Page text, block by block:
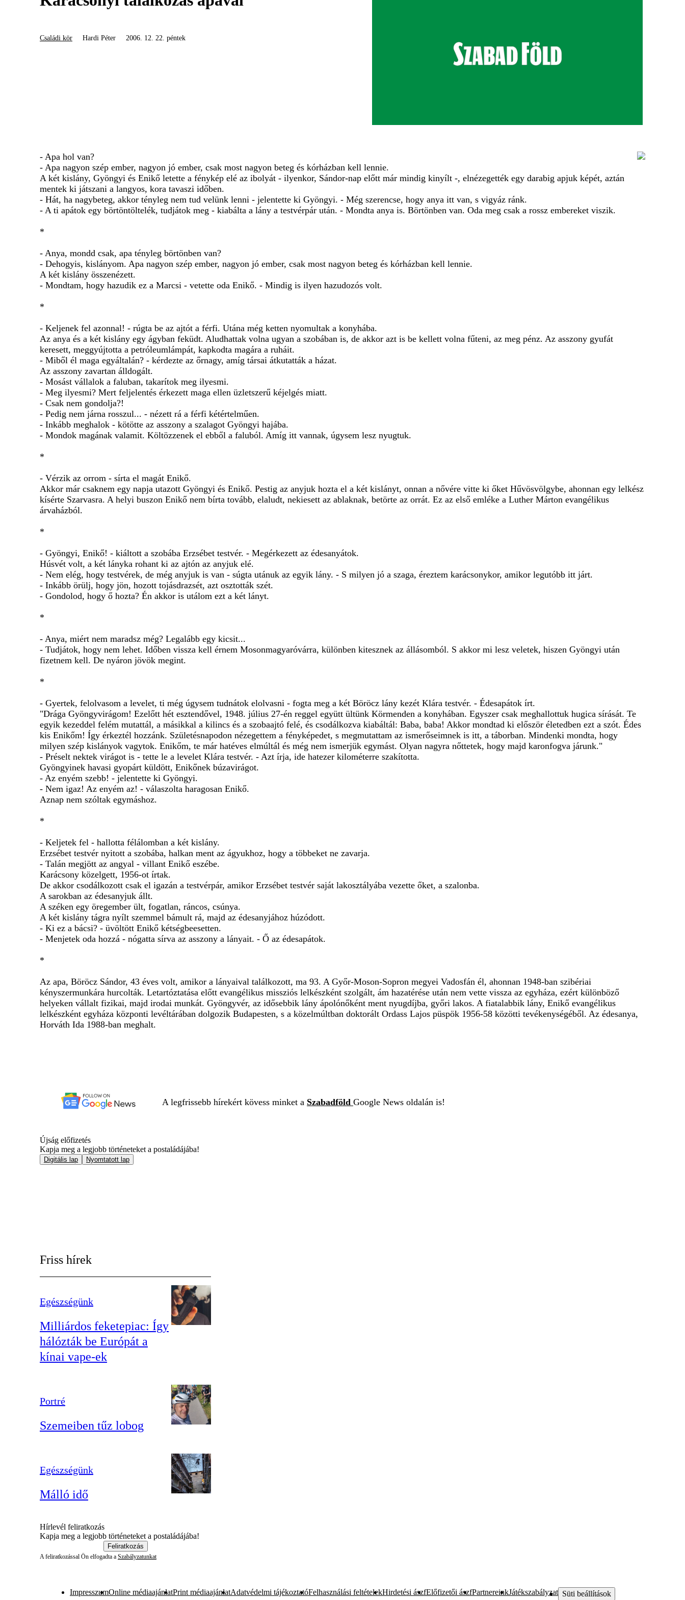
Családi kör Hardi Péter 2006. 12. 22. péntek
- Apa hol van?
- Apa nagyon szép ember, nagyon jó ember, csak most nagyon beteg és kórházban kell lennie.
A két kislány, Gyöngyi és Enikő letette a fénykép elé az ibolyát - ilyenkor, Sándor-nap előtt már mindig kinyílt -, elnézegették egy darabig apjuk képét, aztán
mentek ki játszani a langyos, kora tavaszi időben.
- Hát, ha nagybeteg, akkor tényleg nem tud velünk lenni - jelentette ki Gyöngyi. - Még szerencse, hogy anya itt van, s vigyáz ránk.
- A ti apátok egy börtöntöltelék, tudjátok meg - kiabálta a lány a testvérpár után. - Mondta anya is. Börtönben van. Oda meg csak a rossz embereket viszik.
*
- Anya, mondd csak, apa tényleg börtönben van?
- Dehogyis, kislányom. Apa nagyon szép ember, nagyon jó ember, csak most nagyon beteg és kórházban kell lennie.
A két kislány összenézett.
- Mondtam, hogy hazudik ez a Marcsi - vetette oda Enikő. - Mindig is ilyen hazudozós volt.
*
- Keljenek fel azonnal! - rúgta be az ajtót a férfi. Utána még ketten nyomultak a konyhába.
Az anya és a két kislány egy ágyban feküdt. Aludhattak volna ugyan a szobában is, de akkor azt is be kellett volna fűteni, az meg pénz. Az asszony gyufát
keresett, meggyújtotta a petróleumlámpát, kapkodta magára a ruháit.
- Miből él maga egyáltalán? - kérdezte az őrnagy, amíg társai átkutatták a házat.
Az asszony zavartan álldogált.
- Mosást vállalok a faluban, takarítok meg ilyesmi.
- Meg ilyesmi? Mert feljelentés érkezett maga ellen üzletszerű kéjelgés miatt.
- Csak nem gondolja?!
- Pedig nem járna rosszul... - nézett rá a férfi kétértelműen.
- Inkább meghalok - kötötte az asszony a szalagot Gyöngyi hajába.
- Mondok magának valamit. Költözzenek el ebből a faluból. Amíg itt vannak, úgysem lesz nyugtuk.
*
- Vérzik az orrom - sírta el magát Enikő.
Akkor már csaknem egy napja utazott Gyöngyi és Enikő. Pestig az anyjuk hozta el a két kislányt, onnan a nővére vitte ki őket Hűvösvölgybe, ahonnan egy lelkész
kísérte Szarvasra. A helyi buszon Enikő nem bírta tovább, elaludt, nekiesett az ablaknak, betörte az orrát. Ez az első emléke a Luther Márton evangélikus
árvaházból.
*
- Gyöngyi, Enikő! - kiáltott a szobába Erzsébet testvér. - Megérkezett az édesanyátok.
Húsvét volt, a két lányka rohant ki az ajtón az anyjuk elé.
- Nem elég, hogy testvérek, de még anyjuk is van - súgta utánuk az egyik lány. - S milyen jó a szaga, éreztem karácsonykor, amikor legutóbb itt járt.
- Inkább örülj, hogy jön, hozott tojásdrazsét, azt osztották szét.
- Gondolod, hogy ő hozta? Én akkor is utálom ezt a két lányt.
*
- Anya, miért nem maradsz még? Legalább egy kicsit...
- Tudjátok, hogy nem lehet. Időben vissza kell érnem Mosonmagyaróvárra, különben kitesznek az állásomból. S akkor mi lesz veletek, hiszen Gyöngyi után
fizetnem kell. De nyáron jövök megint.
*
- Gyertek, felolvasom a levelet, ti még úgysem tudnátok elolvasni - fogta meg a két Böröcz lány kezét Klára testvér. - Édesapátok írt.
"Drága Gyöngyvirágom! Ezelőtt hét esztendővel, 1948. július 27-én reggel együtt ültünk Körmenden a konyhában. Egyszer csak meghallottuk hugica sírását. Te
egyik kezeddel felém mutattál, a másikkal a kilincs és a szobaajtó felé, és csodálkozva kiabáltál: Baba, baba! Akkor mondtad ki először életedben ezt a szót. Édes
kis Enikőm! Így érkeztél hozzánk. Születésnapodon nézegettem a fényképedet, s megmutattam az ismerőseimnek is itt, a táborban. Mindenki mondta, hogy
milyen szép kislányok vagytok. Enikőm, te már hatéves elmúltál és még nem ismerjük egymást. Olyan nagyra nőttetek, hogy majd karonfogva járunk."
- Préselt nektek virágot is - tette le a levelet Klára testvér. - Azt írja, ide hatezer kilométerre szakította.
Gyöngyinek havasi gyopárt küldött, Enikőnek búzavirágot.
- Az enyém szebb! - jelentette ki Gyöngyi.
- Nem igaz! Az enyém az! - válaszolta haragosan Enikő.
Aznap nem szóltak egymáshoz.
*
- Keljetek fel - hallotta félálomban a két kislány.
Erzsébet testvér nyitott a szobába, halkan ment az ágyukhoz, hogy a többeket ne zavarja.
- Talán megjött az angyal - villant Enikő eszébe.
Karácsony közelgett, 1956-ot írtak.
De akkor csodálkozott csak el igazán a testvérpár, amikor Erzsébet testvér saját lakosztályába vezette őket, a szalonba.
A sarokban az édesanyjuk állt.
A széken egy öregember ült, fogatlan, ráncos, csúnya.
A két kislány tágra nyílt szemmel bámult rá, majd az édesanyjához húzódott.
- Ki ez a bácsi? - üvöltött Enikő kétségbeesetten.
- Menjetek oda hozzá - nógatta sírva az asszony a lányait. - Ő az édesapátok.
*
Az apa, Böröcz Sándor, 43 éves volt, amikor a lányaival találkozott, ma 93. A Győr-Moson-Sopron megyei Vadosfán él, ahonnan 1948-ban szibériai
kényszermunkára hurcolták. Letartóztatása előtt evangélikus missziós lelkészként szolgált, ám hazatérése után nem vette vissza az egyháza, ezért különböző
helyeken vállalt fizikai, majd irodai munkát. Gyöngyvér, az idősebbik lány ápolónőként ment nyugdíjba, győri lakos. A fiatalabbik lány, Enikő evangélikus
lelkészként egyháza központi levéltárában dolgozik Budapesten, s a közelmúltban doktorált Ordass Lajos püspök 1956-58 közötti tevékenységéből. Az édesanya,
Horváth Ida 1988-ban meghalt.
A legfrissebb hírekért kövess minket a Szabadföld Google News oldalán is!
Újság előfizetés
Kapja meg a legjobb történeteket a postaládájába!
Digitális lap Nyomtatott lap
Friss hírek
Egészségünk
Milliárdos feketepiac: Így
hálózták be Európát a
kínai vape-ek
Portré
Szemeiben tűz lobog
Egészségünk
Málló idő
Hírlevél feliratkozás
Kapja meg a legjobb történeteket a postaládájába!
Feliratkozás
A feliratkozással Ön elfogadta a Szabályzatunkat
ImpresszumOnline médiaajánlatPrint médiaajánlatAdatvédelmi tájékoztatóFelhasználási feltételekHirdetési ászfElőfizetői ászfPartnereinkJátékszabályzat Süti beállítások